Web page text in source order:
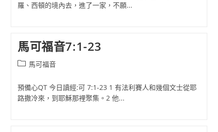
羅、西頓的境內去，進了一家，不願...
馬可福音7:1-23
Post馬可福音
預備心QT 今日讀經:可 7:1-23 1 有法利賽人和幾個文士從耶
路撒冷來，到耶穌那裡聚集。2 他...